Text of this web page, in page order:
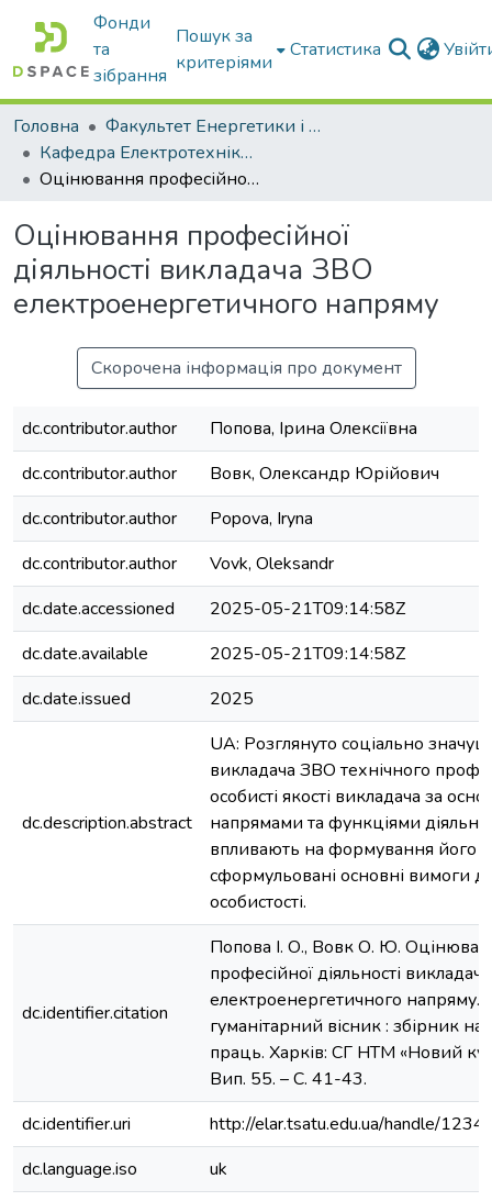
Фонди
та
зібрання
Пошук за
критеріями
Статистика
Головна
Факультет Енергетики і комп'ютерних технологій
Кафедра Електротехніки і електромеханіки ім. проф. В.В. Овчарова
Оцінювання професійної діяльності викладача ЗВО електроенергетичного напряму
Оцінювання професійної
діяльності викладача ЗВО
електроенергетичного напряму
Скорочена інформація про документ
dc.contributor.author
Попова, Ірина Олексіївна
dc.contributor.author
Вовк, Олександр Юрійович
dc.contributor.author
Popova, Iryna
dc.contributor.author
Vovk, Oleksandr
dc.date.accessioned
2025-05-21T09:14:58Z
dc.date.available
2025-05-21T09:14:58Z
dc.date.issued
2025
dc.description.abstract
UA: Розглянуто соціально
викладача ЗВО технічного
особисті якості викладача за
напрямами та функціями
впливають на формування його
сформульовані основні вимоги
особистості.
dc.identifier.citation
Попова І. О., Вовк О. Ю.
професійної діяльності
електроенергетичного напряму.
гуманітарний вісник : збірник
праць. Харків: СГ НТМ «Новий
Вип. 55. – С. 41-43.
dc.identifier.uri
http://elar.tsatu.edu.ua/handle/
dc.language.iso
uk